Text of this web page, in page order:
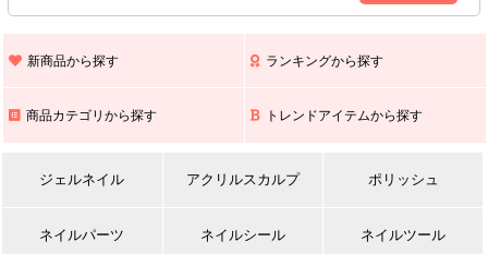
上記期間中のご注文・お問い合わせは8/17(月)以降の対応となりますので
また､ 九州全域でお荷物のお届けに遅延が生じております｡
新商品から探す ランキングから探す
商品カテゴリから探す トレンドアイテムから探す
ジェルネイル アクリルスカルプ ポリッシュ
ネイルパーツ ネイルシール ネイルツール